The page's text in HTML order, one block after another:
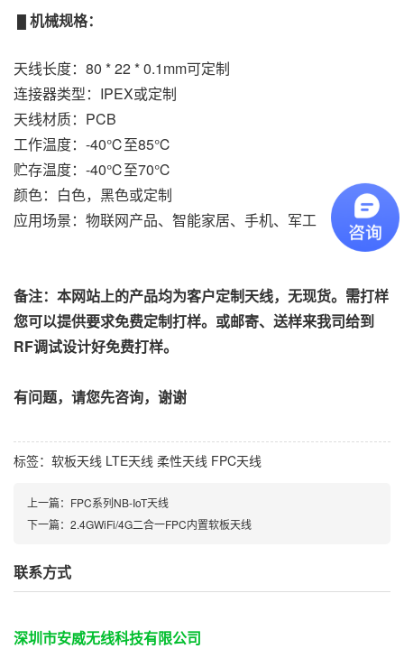
机械规格：
天线长度：80 * 22 * 0.1mm可定制
连接器类型：IPEX或定制
天线材质：PCB
工作温度：-40℃至85℃
贮存温度：-40℃至70℃
颜色：白色，黑色或定制
应用场景：物联网产品、智能家居、手机、军工
备注：本网站上的产品均为客户定制天线，无现货。需打样
您可以提供要求免费定制打样。或邮寄、送样来我司给到
RF调试设计好免费打样。
有问题，请您先咨询，谢谢
标签： 软板天线 LTE天线 柔性天线 FPC天线
上一篇： FPC系列NB-IoT天线
下一篇： 2.4GWiFi/4G二合一FPC内置软板天线
联系方式
深圳市安威无线科技有限公司